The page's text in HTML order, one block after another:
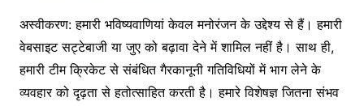
अस्वीकरण: हमारी भविष्यवाणियां केवल मनोरंजन के उद्देश्य से हैं। हमारी
वेबसाइट सट्टेबाजी या जुए को बढ़ावा देने में शामिल नहीं है। साथ ही,
हमारी टीम क्रिकेट से संबंधित गैरकानूनी गतिविधियों में भाग लेने के
व्यवहार को दृढ़ता से हतोत्साहित करती है। हमारे विशेषज्ञ जितना संभव